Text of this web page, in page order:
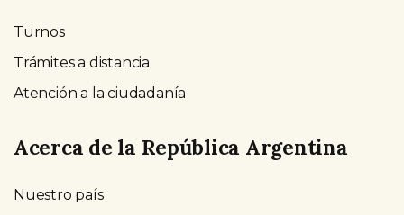
Turnos
Trámites a distancia
Atención a la ciudadanía
Acerca de la República Argentina
Nuestro país